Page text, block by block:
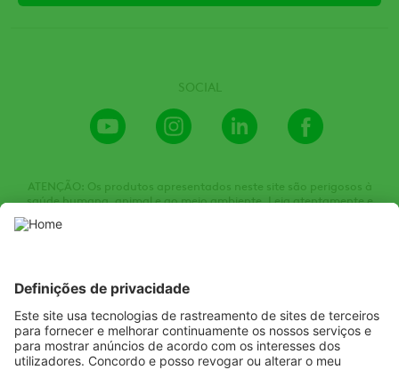
SOCIAL
Youtube
Channel
Instagram LinkedIn
ATENÇÃO: Os produtos apresentados neste site são perigosos à
saúde humana, animal e ao meio ambiente. Leia atentamente e
siga rigorosamente as instruções contidas no rótulo, na bula e na
receita. Utilize sempre equipamentos de proteção individual.
meramente ilustrativas.
Listen Learn Deliver